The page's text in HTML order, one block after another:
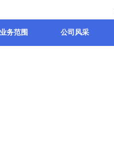
业务范围 公司风采